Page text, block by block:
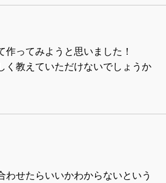
作ってみようと思いました！
く教えていただけないでしょうか
わせたらいいかわからないという